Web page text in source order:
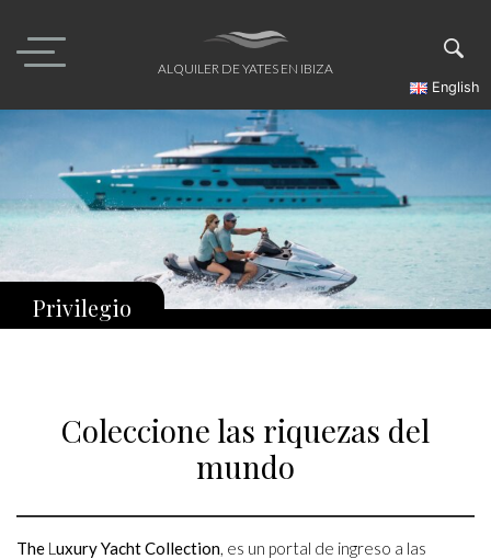
content
ALQUILER DE YATES EN IBIZA
English
Privilegio
Coleccione las riquezas del
mundo
The L uxury Yacht Collection, es un portal de ingreso a las